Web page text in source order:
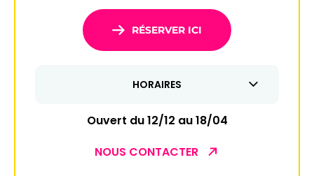
RÉSERVER ICI
HORAIRES
Ouvert du 12/12 au 18/04
NOUS CONTACTER